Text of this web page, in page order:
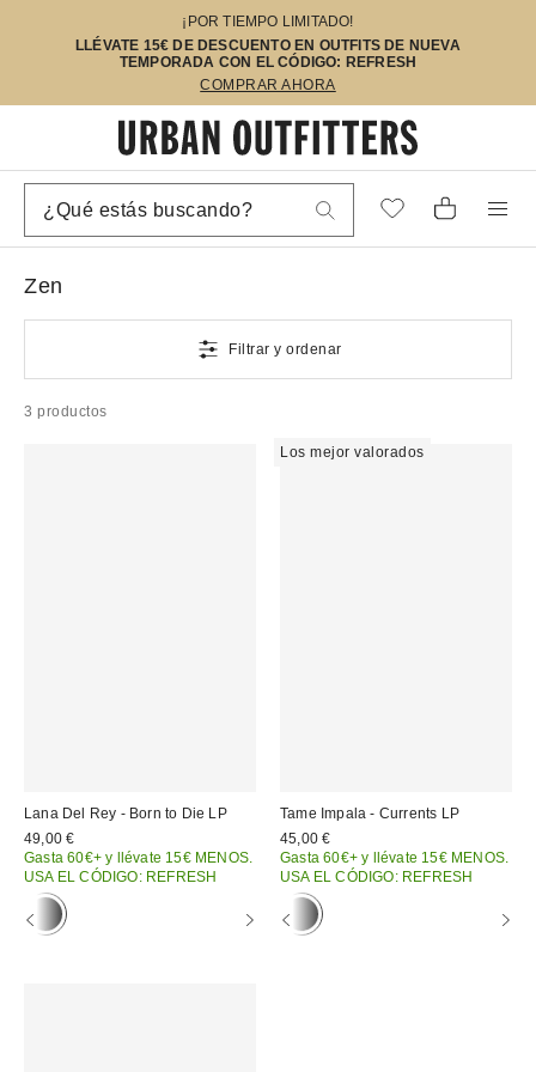
¡POR TIEMPO LIMITADO!
LLÉVATE 15€ DE DESCUENTO EN OUTFITS DE NUEVA
TEMPORADA CON EL CÓDIGO: REFRESH
COMPRAR AHORA
Zen
Filtrar y ordenar
3 productos
Lana Del Rey - Born to Die LP
49,00 €
Gasta 60€+ y llévate 15€ MENOS.
USA EL CÓDIGO: REFRESH
Los mejor valorados
Tame Impala - Currents LP
45,00 €
Gasta 60€+ y llévate 15€ MENOS.
USA EL CÓDIGO: REFRESH